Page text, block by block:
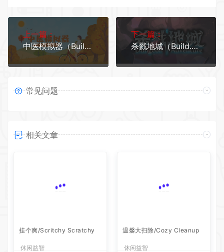
上一篇：
中医模拟器（Build.7799234-V202111）
下一篇：
杀戮地城（Build.7808911-传承系统）
常见问题
相关文章
挂个爽/Scritchy Scratchy
休闲益智
温馨大扫除/Cozy Cleanup
休闲益智